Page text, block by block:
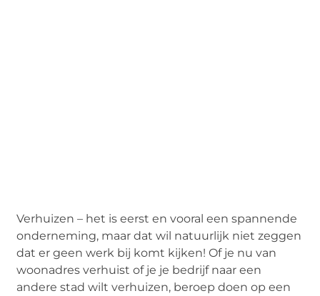
Verhuizen – het is eerst en vooral een spannende
onderneming, maar dat wil natuurlijk niet zeggen
dat er geen werk bij komt kijken! Of je nu van
woonadres verhuist of je je bedrijf naar een
andere stad wilt verhuizen, beroep doen op een